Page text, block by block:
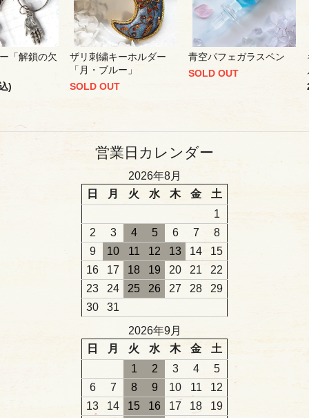
「解鎖の欠
)
ザリ刺繍キーホルダー
「月・ブルー」
SOLD OUT
青空パフェガラスペン
SOLD OUT
営業日カレンダー
2026年8月
日
月 火 水 木 金
土
1
2
3 4 5 6 7
8
9
10 11 12 13 14
15
16
17 18 19 20 21
22
23
24 25 26 27 28
29
30
31
2026年9月
日
月 火 水 木 金
土
1
2 3 4
5
6
7 8 9 10 11
12
13
14 15 16 17 18
19